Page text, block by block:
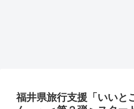
福井県旅行支援「いいと